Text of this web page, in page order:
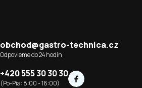
obchod@gastro-technica.cz
+420 555 30 30 30